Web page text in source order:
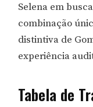
Selena em
combinação
distintiva de
experiência
Tabela de